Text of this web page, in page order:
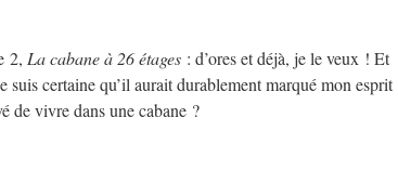
2, La cabane à 26 étages : d’ores et déjà, je le veux ! Et
certaine qu’il aurait durablement marqué mon esprit
de vivre dans une cabane ?